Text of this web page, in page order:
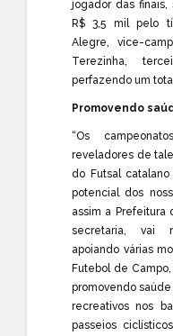
jogador das
R$ 3,5 mil pelo
Alegre, vice-
Terezinha,
perfazendo um
Promovendo
“Os
reveladores de
do Futsal
potencial dos
assim a Prefeitura
secretaria, vai
apoiando várias
Futebol de
promovendo
recreativos nos
passeios